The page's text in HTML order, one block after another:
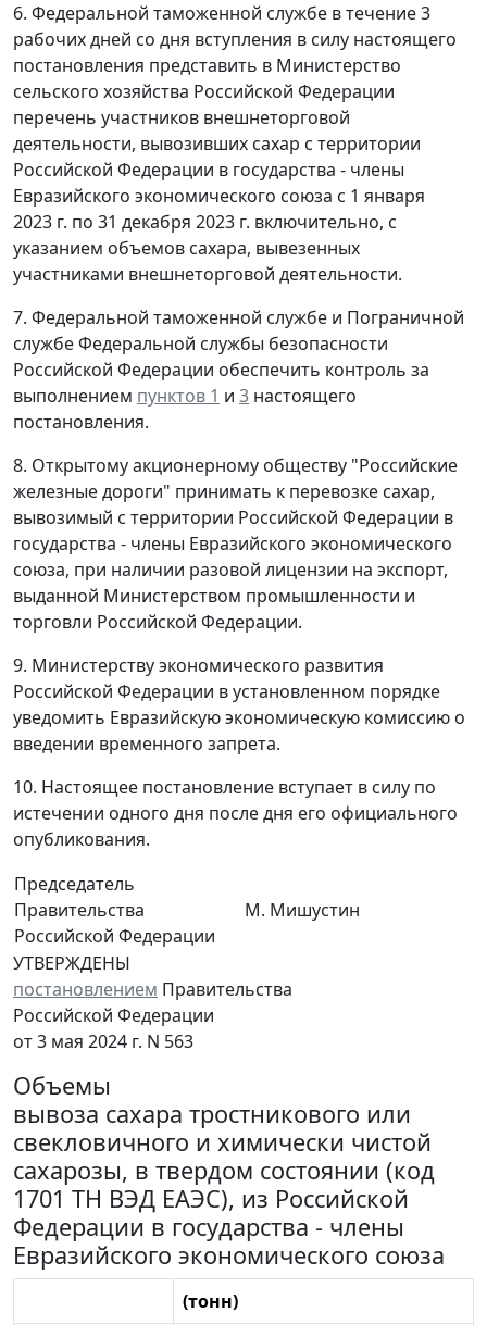
6. Федеральной таможенной службе в течение 3
рабочих дней со дня вступления в силу настоящего
постановления представить в Министерство
сельского хозяйства Российской Федерации
перечень участников внешнеторговой
деятельности, вывозивших сахар с территории
Российской Федерации в государства - члены
Евразийского экономического союза с 1 января
2023 г. по 31 декабря 2023 г. включительно, с
указанием объемов сахара, вывезенных
участниками внешнеторговой деятельности.
7. Федеральной таможенной службе и Пограничной
службе Федеральной службы безопасности
Российской Федерации обеспечить контроль за
выполнением пунктов 1 и 3 настоящего
постановления.
8. Открытому акционерному обществу "Российские
железные дороги" принимать к перевозке сахар,
вывозимый с территории Российской Федерации в
государства - члены Евразийского экономического
союза, при наличии разовой лицензии на экспорт,
выданной Министерством промышленности и
торговли Российской Федерации.
9. Министерству экономического развития
Российской Федерации в установленном порядке
уведомить Евразийскую экономическую комиссию о
введении временного запрета.
10. Настоящее постановление вступает в силу по
истечении одного дня после дня его официального
опубликования.
Председатель
Правительства
Российской Федерации
М. Мишустин
УТВЕРЖДЕНЫ
постановлением Правительства
Российской Федерации
от 3 мая 2024 г. N 563
Объемы
вывоза сахара тростникового или
свекловичного и химически чистой
сахарозы, в твердом состоянии (код
1701 ТН ВЭД ЕАЭС), из Российской
Федерации в государства - члены
Евразийского экономического союза
(тонн)